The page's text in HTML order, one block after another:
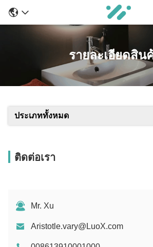
รายละเอียดสิน
ประเภททั้งหมด
ติดต่อเรา
Mr. Xu
Aristotle.vary@LuoX.com